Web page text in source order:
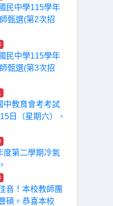
民中學115學年
甄選(第2次招
民中學115學年
甄選(第3次招
中教育會考考試
日（星期六）、
度第二學期冷氣
音！本校教師團
碩。恭喜本校